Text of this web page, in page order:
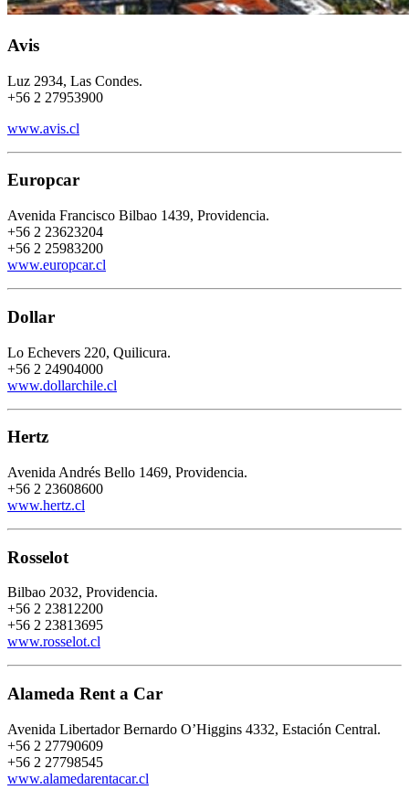
Avis
Luz 2934, Las Condes.
+56 2 27953900
www.avis.cl
Europcar
Avenida Francisco Bilbao 1439, Providencia.
+56 2 23623204
+56 2 25983200
www.europcar.cl
Dollar
Lo Echevers 220, Quilicura.
+56 2 24904000
www.dollarchile.cl
Hertz
Avenida Andrés Bello 1469, Providencia.
+56 2 23608600
www.hertz.cl
Rosselot
Bilbao 2032, Providencia.
+56 2 23812200
+56 2 23813695
www.rosselot.cl
Alameda Rent a Car
Avenida Libertador Bernardo O’Higgins 4332, Estación Central.
+56 2 27790609
+56 2 27798545
www.alamedarentacar.cl